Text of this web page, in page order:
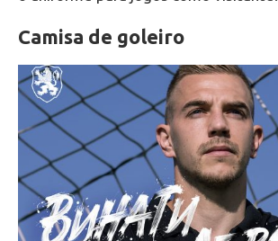
Camisa de goleiro